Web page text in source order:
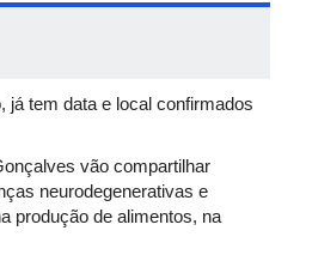
já tem data e local confirmados
vão compartilhar
neurodegenerativas e
produção de alimentos, na